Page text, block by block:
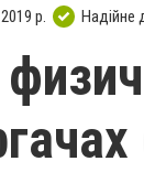
р. Надійне